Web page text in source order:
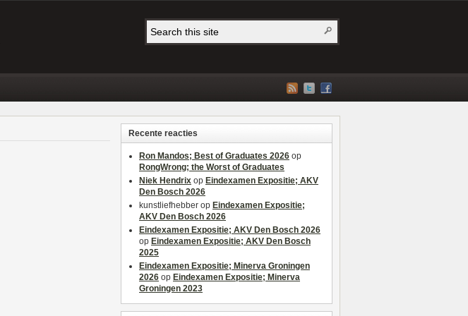
Recente reacties
Ron Mandos; Best of Graduates 2026 op
RongWrong; the Worst of Graduates
Niek Hendrix op Eindexamen Expositie; AKV
Den Bosch 2026
kunstliefhebber op Eindexamen Expositie;
AKV Den Bosch 2026
Eindexamen Expositie; AKV Den Bosch 2026
op Eindexamen Expositie; AKV Den Bosch
2025
Eindexamen Expositie; Minerva Groningen
2026 op Eindexamen Expositie; Minerva
Groningen 2023